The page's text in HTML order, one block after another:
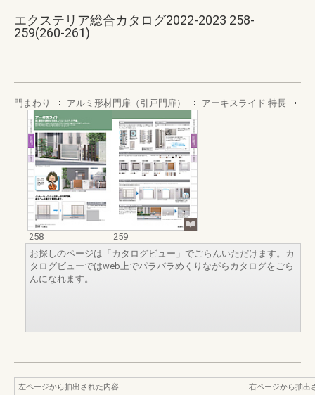
エクステリア総合カタログ2022-2023 258-
259(260-261)
門まわり アルミ形材門扉（引戸門扉） アーキスライド 特長
258
259
お探しのページは「カタログビュー」でごらんいただけます。カ
タログビューではweb上でパラパラめくりながらカタログをごら
んになれます。
左ページから抽出された内容
右ページから抽出